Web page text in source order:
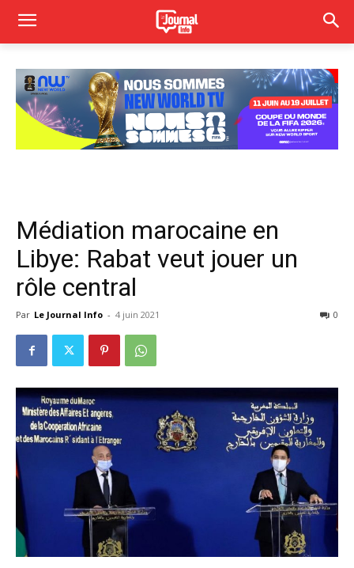
Médiation marocaine en
Libye: Rabat veut jouer un
rôle central
Par Le Journal Info - 4 juin 2021 0